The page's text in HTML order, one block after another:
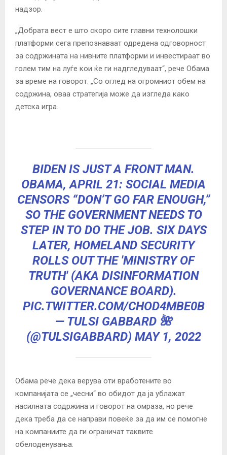
надзор.
„Добрата вест е што скоро сите главни технолошки
платформи сега препознаваат одредена одговорност
за содржината на нивните платформи и инвестираат во
голем тим на луѓе кои ќе ги надгледуваат“, рече Обама
за време на говорот. „Со оглед на огромниот обем на
содржина, оваа стратегија може да изгледа како
детска игра.
BIDEN IS JUST A FRONT MAN.
OBAMA, APRIL 21: SOCIAL MEDIA
CENSORS “DON’T GO FAR ENOUGH,”
SO THE GOVERNMENT NEEDS TO
STEP IN TO DO THE JOB. SIX DAYS
LATER, HOMELAND SECURITY
ROLLS OUT THE 'MINISTRY OF
TRUTH' (AKA DISINFORMATION
GOVERNANCE BOARD).
PIC.TWITTER.COM/CHOD4MBE0B
— TULSI GABBARD 🌺
(@TULSIGABBARD) MAY 1, 2022
Обама рече дека верува оти вработените во
компанијата се „чесни“ во обидот да ја ублажат
насилната содржина и говорот на омраза, но рече
дека треба да се направи повеќе за да им се помогне
на компаниите да ги ограничат таквите
обелоденувања.